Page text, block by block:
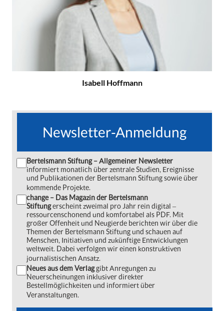
Isabell Hoffmann
Newsletter-Anmeldung
Bertelsmann Stiftung – Allgemeiner Newsletter
informiert monatlich über zentrale Studien, Ereignisse
und Publikationen der Bertelsmann Stiftung sowie über
kommende Projekte.
change – Das Magazin der Bertelsmann
Stiftungerscheint zweimal pro Jahr rein digital ‒
ressourcenschonend und komfortabel als PDF. Mit
großer Offenheit und Neugierde berichten wir über die
Themen der Bertelsmann Stiftung und schauen auf
Menschen, Initiativen und zukünftige Entwicklungen
weltweit. Dabei verfolgen wir einen konstruktiven
journalistischen Ansatz.
Neues aus dem Verlaggibt Anregungen zu
Neuerscheinungen inklusiver direkter
Bestellmöglichkeiten und informiert über
Veranstaltungen.